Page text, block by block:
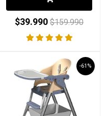
$39.990 $159.990
-61%